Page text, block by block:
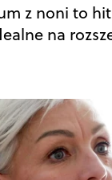
z noni to
na